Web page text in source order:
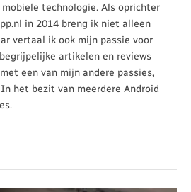
mobiele technologie. Als oprichter
in 2014 breng ik niet alleen
vertaal ik ook mijn passie voor
artikelen en reviews
een van mijn andere passies,
het bezit van meerdere Android